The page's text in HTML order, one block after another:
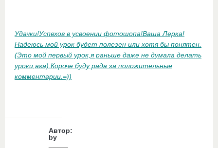
Удачки!Успехов в усвоении фотошопа!Ваша Лерка!
Надеюсь мой урок будет полезен или хотя бы понятен.
(Это мой первый урок,я раньше даже не думала делать
уроки,ага).Короче буду рада за положительные
комментарии.=))
Автор:
by